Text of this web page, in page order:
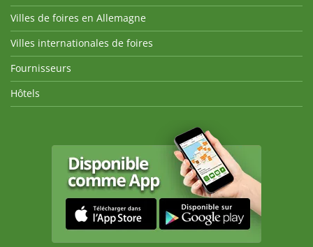
Villes de foires en Allemagne
Villes internationales de foires
Fournisseurs
Hôtels